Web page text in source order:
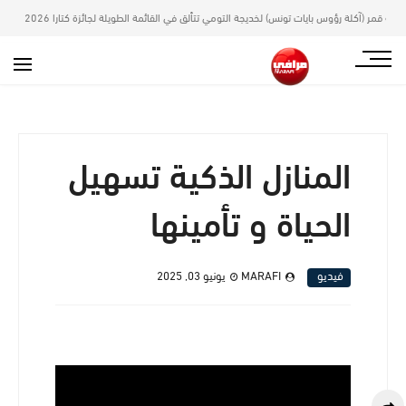
لخديجة التومي تتألق في القائمة الطويلة لجائزة كتارا 2026 أخبار فتح باب المشاركة
المنازل الذكية تسهيل
الحياة و تأمينها
فيديو MARAFI يونيو 03, 2025